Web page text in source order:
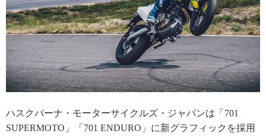
ハスクバーナ・モーターサイクルズ・ジャパンは「701
SUPERMOTO」「701 ENDURO」に新グラフィックを採用